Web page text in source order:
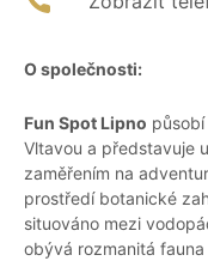
O společnosti:
Fun Spot Lipno
Vltavou a představuje
zaměřením na
prostředí botanické
situováno mezi
obývá rozmanitá